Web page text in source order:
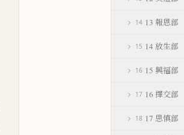
14 13 報恩部
15 14 放生部
16 15 興福部
17 16 擇交部
18 17 思慎部